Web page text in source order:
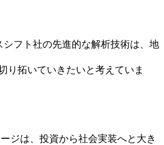
フト社の先進的な解析技術は、地
り拓いていきたいと考えていま
ジは、投資から社会実装へと大き